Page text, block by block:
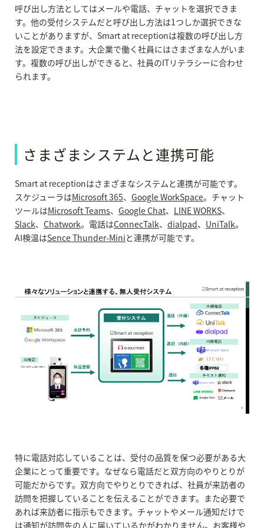
呼び出し方法としてはメールや電話、チャットを選択できま
す。他の受付システムだと呼び出し方法は1つしか選択できな
いことがありますが、Smart at receptionは複数の呼び出し方
法を設定できます。 大企業で働く社員にはさまざまな人がいま
す。複数の呼び出しができると、社員のITリテラシーに合わせ
られます。
さまざまシステムと連携可能
Smart at receptionはさまざまなシステムと連携が可能です。
スケジューラはMicrosoft 365、 Google WorkSpace。チャット
ツールはMicrosoft Teams、 Google Chat、 LINE WORKS、
Slack、 Chatwork。電話はConnecTalk、 dialpad、 UniTalk。
AI検温はSence Thunder-Miniと連携が可能です。
特に電話対応していることは、受付の品質を保つ必要がある大
企業にとって重要です。なぜなら電話だと双方向のやりとりが
可能だからです。双方向でやりとりできれば、社員が来訪者の
訪問を把握していることを伝えることができます。また必要で
あれば来訪者に指示もできます。チャットやメール通知だけで
は通知が訪問先の人に届いているかがわかりません。お客様や